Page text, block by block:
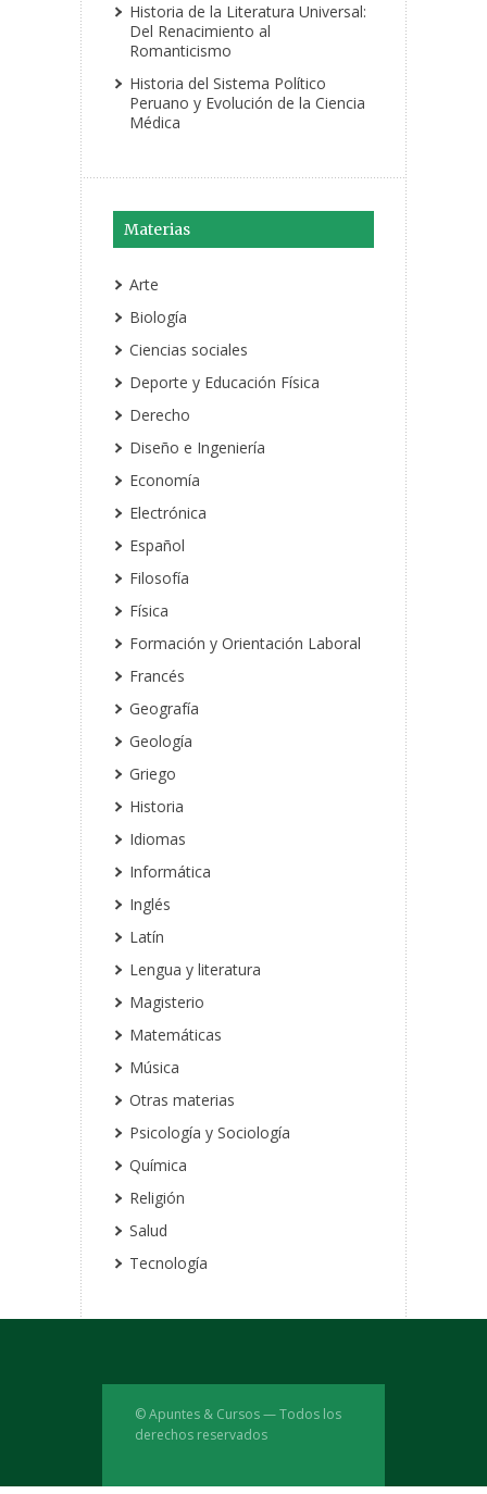
Historia de la Literatura Universal:
Del Renacimiento al
Romanticismo
Historia del Sistema Político
Peruano y Evolución de la Ciencia
Médica
Materias
Arte
Biología
Ciencias sociales
Deporte y Educación Física
Derecho
Diseño e Ingeniería
Economía
Electrónica
Español
Filosofía
Física
Formación y Orientación Laboral
Francés
Geografía
Geología
Griego
Historia
Idiomas
Informática
Inglés
Latín
Lengua y literatura
Magisterio
Matemáticas
Música
Otras materias
Psicología y Sociología
Química
Religión
Salud
Tecnología
© Apuntes & Cursos — Todos los
derechos reservados